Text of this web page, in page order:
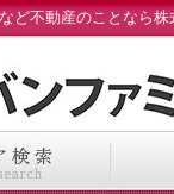
ど不動産のことなら